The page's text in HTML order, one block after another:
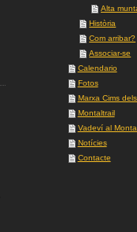
Alta
Història
Com arribar?
Associar-se
Calendario
Fotos
Marxa Cims
Montaltrail
Vadeví al
Notícies
Contacte